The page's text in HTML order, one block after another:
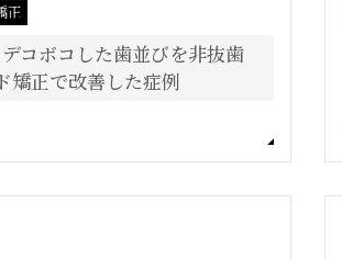
正
コボコした歯並びを非抜歯
矯正で改善した症例